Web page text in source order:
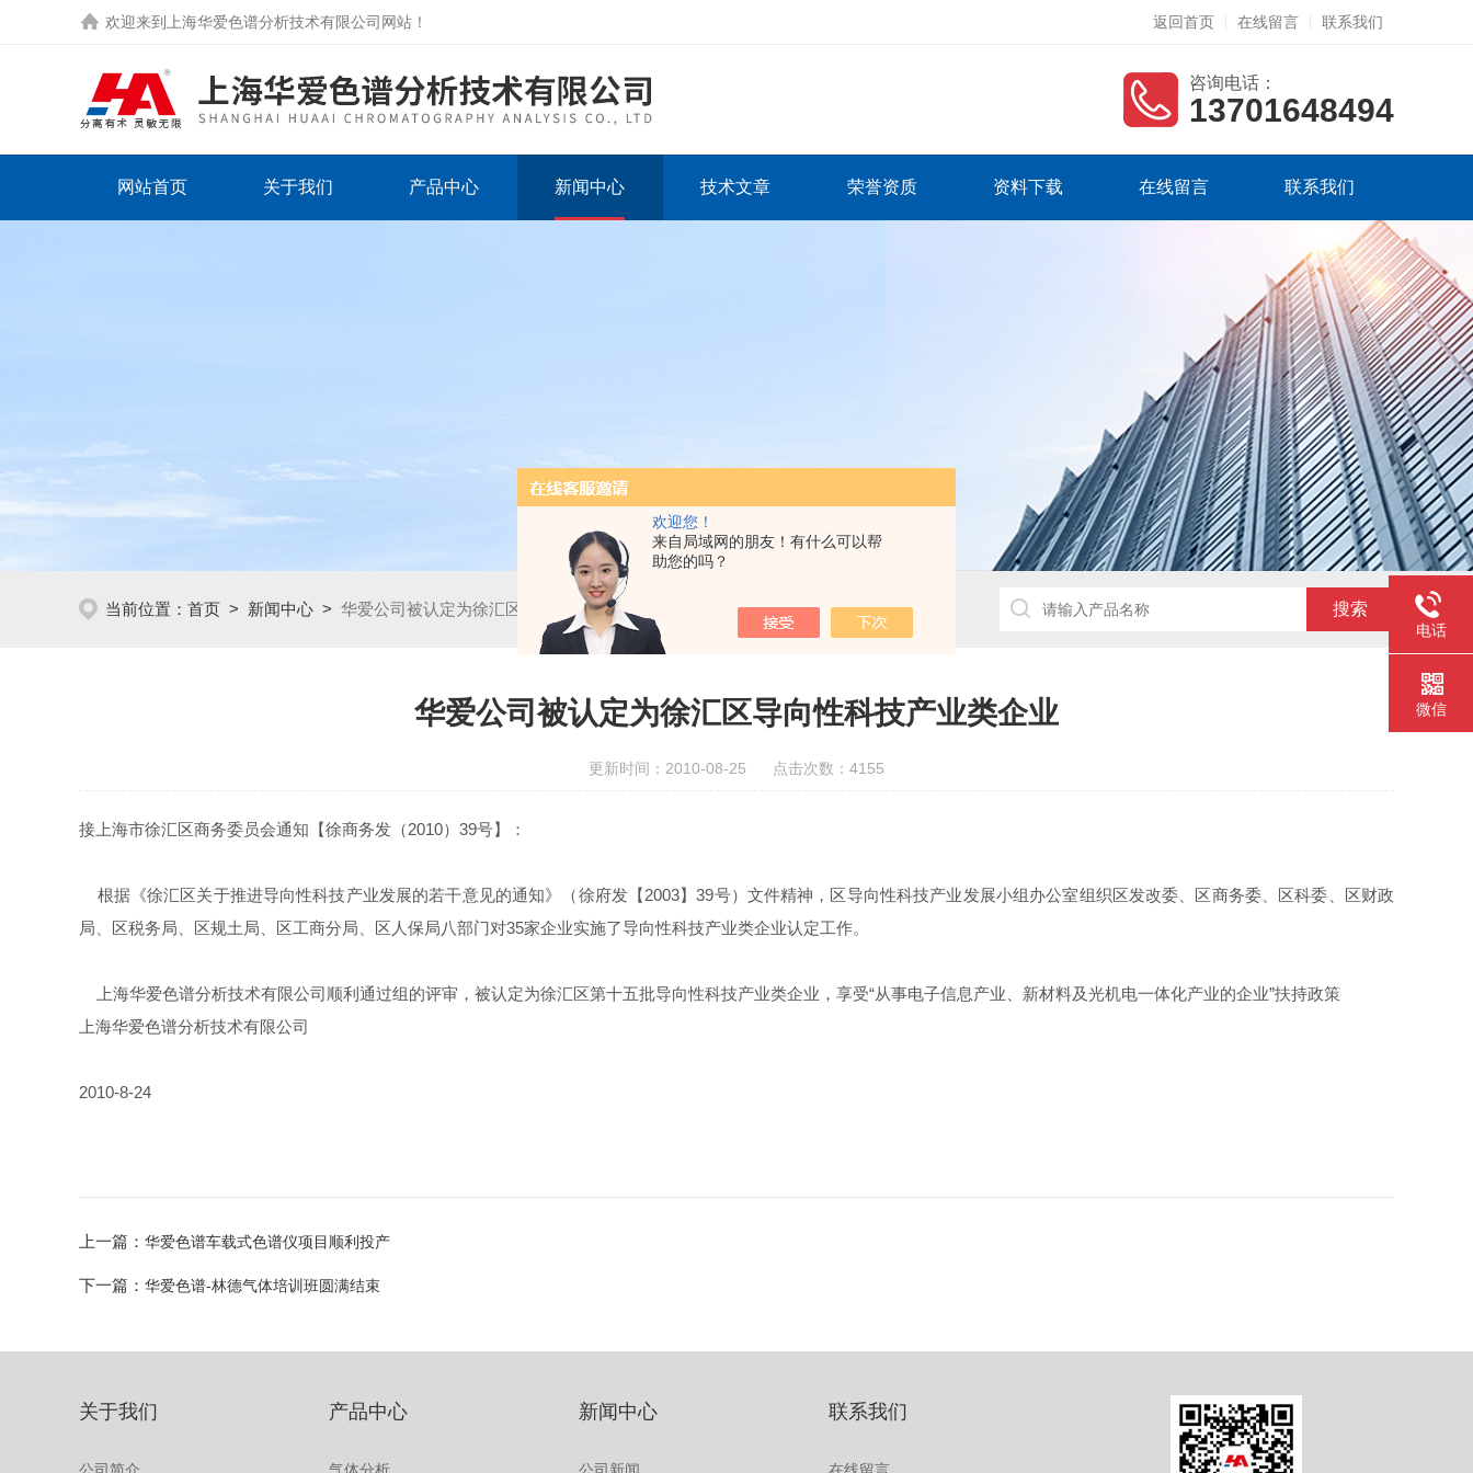
欢迎您！
来自局域网的朋友！有什么可以帮
助您的吗？
欢迎来到 上海华爱色谱分析技术有限公司网站 ！ 返回首页 在线留言 联系我们
咨询电话：
13701648494
网站首页 关于我们 产品中心 新闻中心 技术文章 荣誉资质 资料下载 在线留言 联系我们
当前位置： 首页 > 新闻中心 > 华爱公司被认定为徐汇区导向性科技产业类企业
华爱公司被认定为徐汇区导向性科技产业类企业
更新时间：2010-08-25 点击次数：4155
接上海市徐汇区商务委员会通知【徐商务发（2010）39号】：
根据《徐汇区关于推进导向性科技产业发展的若干意见的通知》（徐府发【2003】39号）文件精神，区导向性科技产业发展小组办公室组织区发改委、区商务委、区科委、区财政
局、区税务局、区规土局、区工商分局、区人保局八部门对35家企业实施了导向性科技产业类企业认定工作。
上海华爱色谱分析技术有限公司顺利通过组的评审，被认定为徐汇区第十五批导向性科技产业类企业，享受“从事电子信息产业、新材料及光机电一体化产业的企业”扶持政策
上海华爱色谱分析技术有限公司
2010-8-24
上一篇： 华爱色谱车载式色谱仪项目顺利投产
下一篇： 华爱色谱-林德气体培训班圆满结束
关于我们 产品中心 新闻中心 联系我们
电话
微信